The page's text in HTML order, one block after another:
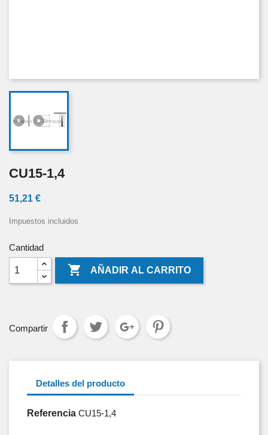
CU15-1,4
51,21 €
Impuestos incluidos
Cantidad
 AÑADIR AL CARRITO
Compartir
Detalles del producto
Referencia CU15-1,4